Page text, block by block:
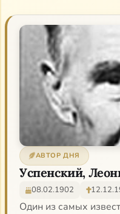
Житие и слова
Цветослов советов
АВТОР ДНЯ
Успенский,
08.02.1902
Один из самых